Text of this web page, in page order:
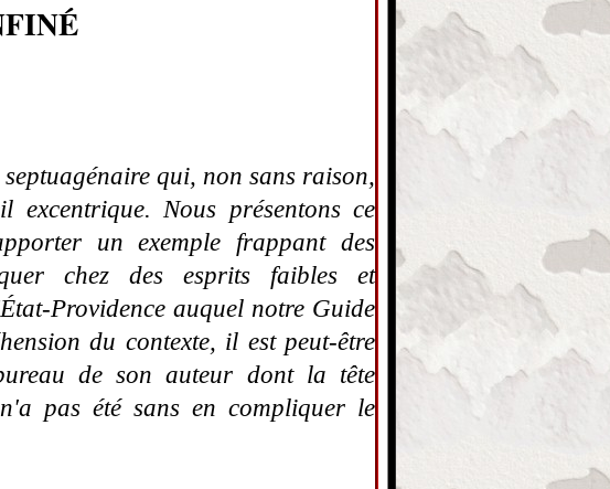
qui, non sans raison,
Nous présentons ce
un exemple frappant des
chez des esprits faibles et
Providence auquel notre Guide
du contexte, il est peut-être
de son auteur dont la tête
pas été sans en compliquer le